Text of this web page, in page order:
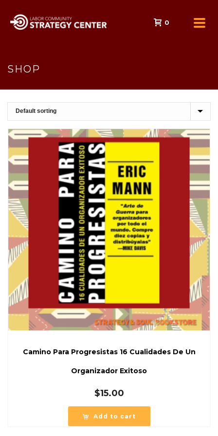
0
SHOP
Camino Para Progresistas 16 Cualidades De Un
Organizador Exitoso
$15.00
Add to cart